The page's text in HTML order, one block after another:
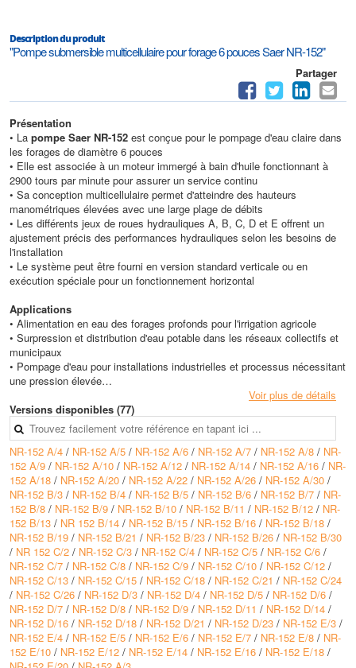
Description du produit
"Pompe submersible multicellulaire pour forage 6 pouces Saer NR-152"
Partager
Présentation
• La pompe Saer NR-152 est conçue pour le pompage d'eau claire dans
les forages de diamètre 6 pouces
• Elle est associée à un moteur immergé à bain d'huile fonctionnant à
2900 tours par minute pour assurer un service continu
• Sa conception multicellulaire permet d'atteindre des hauteurs
manométriques élevées avec une large plage de débits
• Les différents jeux de roues hydrauliques A, B, C, D et E offrent un
ajustement précis des performances hydrauliques selon les besoins de
l'installation
• Le système peut être fourni en version standard verticale ou en
exécution spéciale pour un fonctionnement horizontal
Applications
• Alimentation en eau des forages profonds pour l'irrigation agricole
• Surpression et distribution d'eau potable dans les réseaux collectifs et
municipaux
• Pompage d'eau pour installations industrielles et processus nécessitant
une pression élevée
• Remplissage de réservoirs et surélévation d'eau dans les bâtiments
tertiaires
• Alimentation en eau de systèmes de lutte contre l'incendie à partir de
puits profonds
Avantages
• Matériaux hydrauliques robustes avec arbre et composants en acier
inoxydable pour une excellente résistance à la corrosion
• Large gamme de versions A, B, C, D et E couvrant de nombreuses
combinaisons de débits et de hauteurs manométriques
• Possibilité d'installation verticale ou horizontale pour une adaptation
optimale à la configuration du forage
• Hauteur manométrique élevée pouvant dépasser 400 m selon la version
et le nombre d'étages
• Hydraulique optimisée avec courbes certifiées selon la norme UNI EN
ISO 9906 pour une performance garantie
Conception
• Hydraulique multicellulaire avec nombre d'étages variant de 2 à 30
Voir plus de détails
Versions disponibles (77)
NR-152 A/4 / NR-152 A/5 / NR-152 A/6 / NR-152 A/7 / NR-152 A/8 / NR-
152 A/9 / NR-152 A/10 / NR-152 A/12 / NR-152 A/14 / NR-152 A/16 / NR-
152 A/18 / NR-152 A/20 / NR-152 A/22 / NR-152 A/26 / NR-152 A/30 /
NR-152 B/3 / NR-152 B/4 / NR-152 B/5 / NR-152 B/6 / NR-152 B/7 / NR-
152 B/8 / NR-152 B/9 / NR-152 B/10 / NR-152 B/11 / NR-152 B/12 / NR-
152 B/13 / NR 152 B/14 / NR-152 B/15 / NR-152 B/16 / NR-152 B/18 /
NR-152 B/19 / NR-152 B/21 / NR-152 B/23 / NR-152 B/26 / NR-152 B/30
/ NR 152 C/2 / NR-152 C/3 / NR-152 C/4 / NR-152 C/5 / NR-152 C/6 /
NR-152 C/7 / NR-152 C/8 / NR-152 C/9 / NR-152 C/10 / NR-152 C/12 /
NR-152 C/13 / NR-152 C/15 / NR-152 C/18 / NR-152 C/21 / NR-152 C/24
/ NR-152 C/26 / NR-152 D/3 / NR-152 D/4 / NR-152 D/5 / NR-152 D/6 /
NR-152 D/7 / NR-152 D/8 / NR-152 D/9 / NR-152 D/11 / NR-152 D/14 /
NR-152 D/16 / NR-152 D/18 / NR-152 D/21 / NR-152 D/23 / NR-152 E/3 /
NR-152 E/4 / NR-152 E/5 / NR-152 E/6 / NR-152 E/7 / NR-152 E/8 / NR-
152 E/10 / NR-152 E/12 / NR-152 E/14 / NR-152 E/16 / NR-152 E/18 /